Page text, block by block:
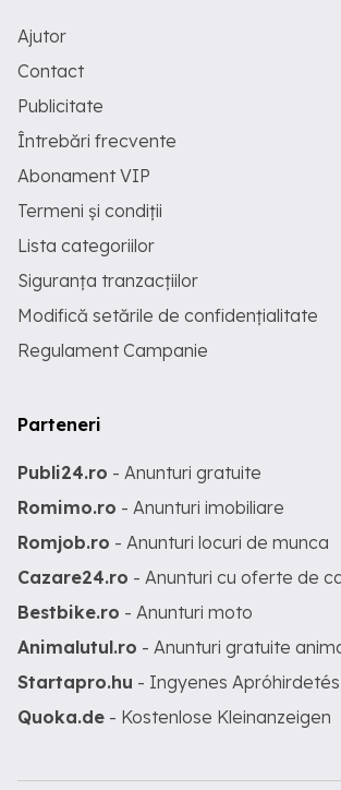
Ajutor
Contact
Publicitate
Întrebări frecvente
Abonament VIP
Termeni și condiții
Lista categoriilor
Siguranța tranzacțiilor
Modifică setările de confidențialitate
Regulament Campanie
Parteneri
Publi24.ro - Anunturi gratuite
Romimo.ro - Anunturi imobiliare
Romjob.ro - Anunturi locuri de munca
Cazare24.ro - Anunturi cu oferte de
Bestbike.ro - Anunturi moto
Animalutul.ro - Anunturi gratuite
Startapro.hu - Ingyenes Apróhirdetés
Quoka.de - Kostenlose Kleinanzeigen